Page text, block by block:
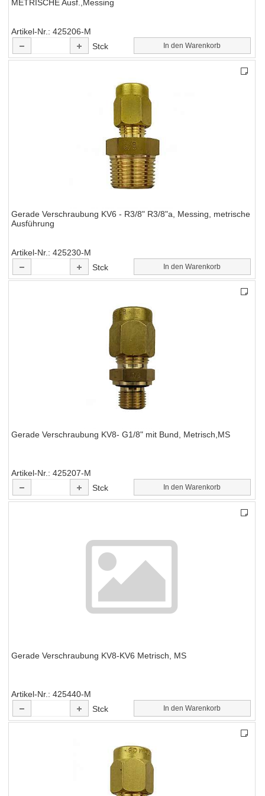
METRISCHE Ausf.,Messing
Artikel-Nr. 425206-M
Stck
In den Warenkorb
Gerade Verschraubung KV6 - R3/8" R3/8"a, Messing, metrische
Ausführung
Artikel-Nr.
425230-M
Stck
In den Warenkorb
Gerade Verschraubung KV8- G1/8" mit Bund, Metrisch,MS
Artikel-Nr. 425207-M
Stck
In den Warenkorb
Gerade Verschraubung KV8-KV6 Metrisch, MS
Artikel-Nr.
425440-M
Stck
In den Warenkorb